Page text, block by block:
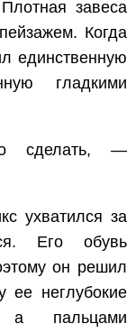
завеса
Когда
единственную
гладкими
сделать, —
ухватился за
Его обувь
он решил
ее неглубокие
а пальцами